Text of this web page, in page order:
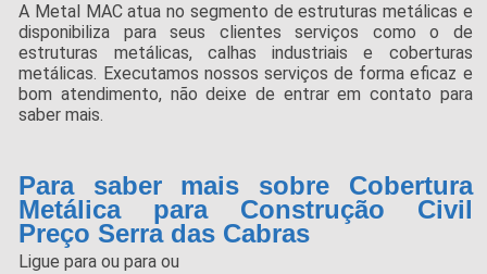
A Metal MAC atua no segmento de estruturas metálicas e
disponibiliza para seus clientes serviços como o de
estruturas metálicas, calhas industriais e coberturas
metálicas. Executamos nossos serviços de forma eficaz e
bom atendimento, não deixe de entrar em contato para
saber mais.
Para saber mais sobre Cobertura
Metálica para Construção Civil
Preço Serra das Cabras
Ligue paraou paraou